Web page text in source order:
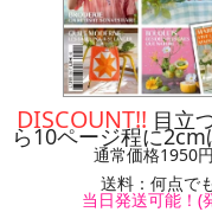
DISCOUNT!! 目立
ら10ページ程に
通常価格1950
送料：何点で
当日発送可能！(